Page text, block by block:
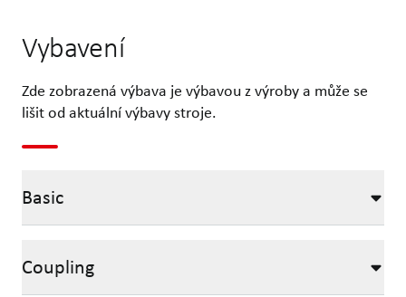
Vybavení
Zde zobrazená výbava je výbavou z výroby a může se
lišit od aktuální výbavy stroje.
Basic
Coupling